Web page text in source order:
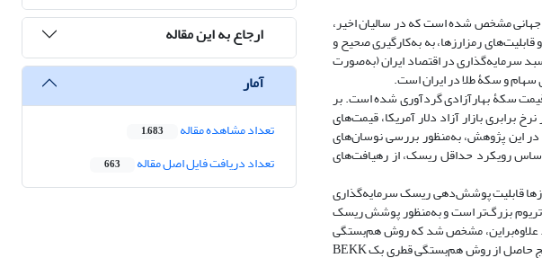
جهانی مشخص شده است که در سالیان اخیر،
رمزارزها، به به‌کارگیری صحیح و
سرمایه‌گذاری در اقتصاد ایران (به‌‏صورت
و سکۀ طلا در ایران است.
سکۀ بهارآزادی گردآوری شده است. بر
شده است. همچنین با استفاده از نرخ برابری بازار آزاد دلار آمریکا، قیمت‌های
در این پژوهش، به‌منظور بررسی نوسان‌های
رویکرد حداقل ریسک، از رهیافت‌های
قابلیت پوشش‌دهی ریسک سرمایه‌گذاری
بزرگ‌تر است و به‌منظور پوشش ریسک
علاوه‌براین، مشخص شد که روش هم‌بستگی
شرطی پویا، در تمامی زوج سرمایه‌ها، عمدتاً میانگین نسبت پوشش ریسک بزرگ‌تری ارائه داده است. از سویی دیگر مشخص شد که نتایج حاصل از روش هم‌بستگی قطری بِک BEKK
ارجاع به این مقاله
آمار
تعداد مشاهده مقاله 1,683
تعداد دریافت فایل اصل مقاله 663